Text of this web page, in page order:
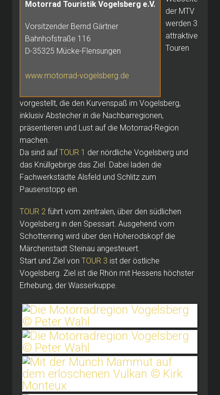
Motorrad Touristik Vogelsberg e.V.
Vorsitzender Bernd Gärtner
Bahnhofstraße 116
D-35325 Mücke-Flensungen
www.motorrad-vogelsberg.de
der MTV
werden 3
attraktive
Touren
vorgestellt, die den Kurvenspaß im Vogelsberg,
inklusiv Abstecher in die Nachbarregionen,
präsentieren und Lust auf die Motorrad-Region
machen.
Da sind aufTOUR 1 der nördliche Vogelsberg und
das Knüllgebirge das Ziel. Dabei laden die
Fachwerkstädte Alsfeld und Schlitz zum
Pausenstopp ein.
TOUR 2 führt vom zentralen, über den südlichen
Vogelsberg in den Spessart. Ausgehend vom
Schottenring wird über den Hoherodskopf die
Märchenstadt Steinau angesteuert.
Start und Ziel von TOUR 3 ist der östliche
Vogelsberg. Ziel ist die Rhön mit Hessens höchster
Erhebung, der Wasserkuppe.